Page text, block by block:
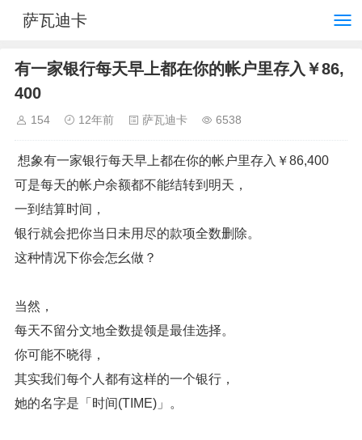
萨瓦迪卡
有一家银行每天早上都在你的帐户里存入￥86,
400
154 12年前 萨瓦迪卡 6538
想象有一家银行每天早上都在你的帐户里存入￥86,400
可是每天的帐户余额都不能结转到明天，
一到结算时间，
银行就会把你当日未用尽的款项全数删除。
这种情况下你会怎幺做？
当然，
每天不留分文地全数提领是最佳选择。
你可能不晓得，
其实我们每个人都有这样的一个银行，
她的名字是「时间(TIME)」。